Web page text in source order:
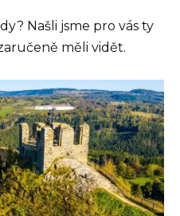
Našli jsme pro vás ty
měli vidět.